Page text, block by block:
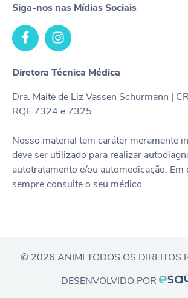
Siga-nos nas Mídias Sociais
Diretora Técnica Médica
Dra. Maitê de Liz Vassen Schurmann |
RQE 7324 e 7325
Nosso material tem caráter meramente
deve ser utilizado para realizar
autotratamento e/ou automedicação. Em
sempre consulte o seu médico.
© 2026 ANIMI TODOS OS DIREITOS
DESENVOLVIDO POR